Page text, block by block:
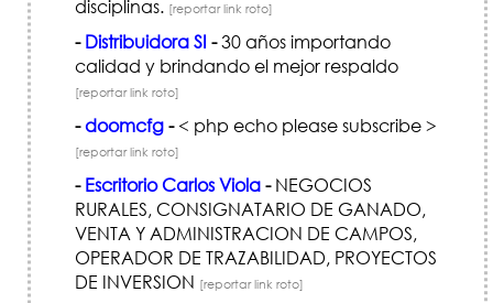
disciplinas. [reportar link roto]
- Distribuidora SI -30 años importando
calidad y brindando el mejor respaldo
[reportar link roto]
-doomcfg-< php echo please subscribe >
[reportar link roto]
- Escritorio Carlos Viola-NEGOCIOS
RURALES, CONSIGNATARIO DE GANADO,
VENTA Y ADMINISTRACION DE CAMPOS,
OPERADOR DE TRAZABILIDAD, PROYECTOS
DE INVERSION [reportar link roto]